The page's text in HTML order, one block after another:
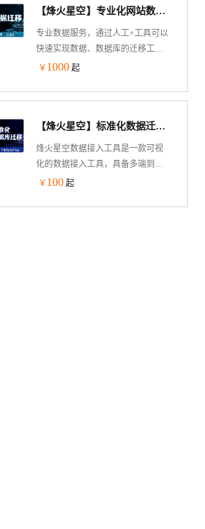
大的提升效率，使周期、人力、费
用降低数倍；支持国内国际20+云，
让云间数据流转更自由。
【烽火星空】专业化网站数据迁移-D4
专业数据服务，通过人工+工具可以
快速实现数据、数据库的迁移工
作。快速迁移、数据迁移、网站数
￥ 1000 起
【烽火星空】标准化数据迁移工具-数据库迁移 导入导出-F01
烽火星空数据接入工具是一款可视
化的数据接入工具，具备多端到多
端的数据灵活摆渡的能力，帮助公
￥ 100 起